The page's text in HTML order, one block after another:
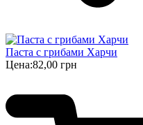
Паста с грибами Харчи
Цена:82,00 грн